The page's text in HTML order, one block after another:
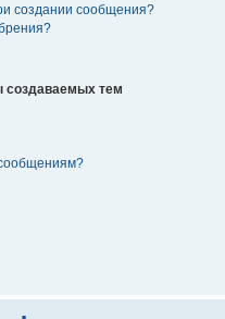
создании сообщения?
создаваемых тем